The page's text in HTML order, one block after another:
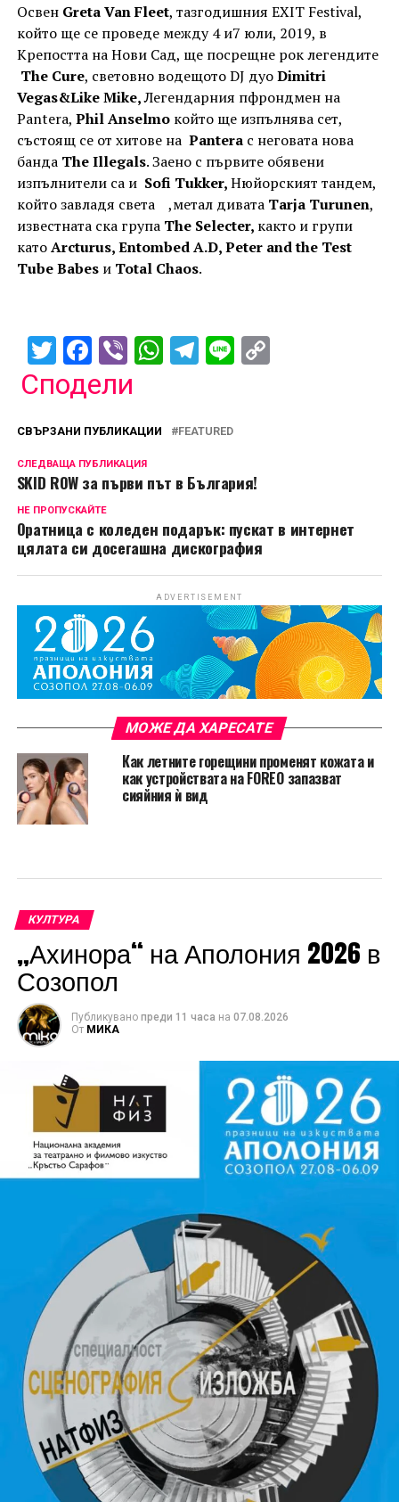
Освен Greta Van Fleet, тазгодишния EXIT Festival,
който ще се проведе между 4 и7 юли, 2019, в
Крепостта на Нови Сад, ще посрещне рок легендите
The Cure, световно водещото DJ дуоDimitri
Vegas&Like Mike,Легендарния пфрондмен на
Pantera, Phil Anselmoкойто ще изпълнява сет,
състоящ се от хитове на Pantera с неговата нова
банда The Illegals. Заено с първите обявени
изпълнители са и Sofi Tukker,Нюйорският тандем,
който завладя света ,метал дивата Tarja Turunen,
известната ска група The Selecter, както и групи
катоArcturus, Entombed A.D, Peter and the Test
Tube Babes и Total Chaos.
Twitter
Facebook
ViberWhatsApp
Telegram
LineCopy
Сподели
СВЪРЗАНИ ПУБЛИКАЦИИ FEATURED
СЛЕДВАЩА ПУБЛИКАЦИЯ
SKID ROW за първи път в България!
НЕ ПРОПУСКАЙТЕ
Оратница с коледен подарък: пускат в интернет
цялата си досегашна дискография
ADVERTISEMENT
МОЖЕ ДА ХАРЕСАТЕ
Как летните горещини променят кожата и
как устройствата на FOREO запазват
сияйния ѝ вид
КУЛТУРА
„Ахинора“ на Аполония 2026 в
Созопол
Публикувано преди 11 часа на 07.08.2026
От МИКА